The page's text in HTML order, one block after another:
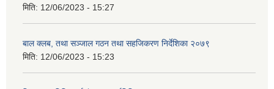
मिति: 12/06/2023 - 15:27
बाल क्लब, तथा सञ्जाल गठन तथा सहजिकरण निर्देशिका २०७९
मिति: 12/06/2023 - 15:23